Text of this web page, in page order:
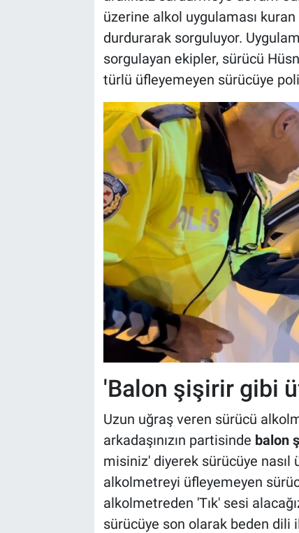
üzerine alkol uygulaması
durdurarak sorguluyor.
sorgulayan ekipler, sürücü
türlü üfleyemeyen sürücüye
'Balon şişirir gibi
Uzun uğraş veren sürücü
arkadaşınızın partisinde balon
misiniz' diyerek sürücüye
alkolmetreyi üfleyemeyen
alkolmetreden 'Tık' sesi
sürücüye son olarak beden